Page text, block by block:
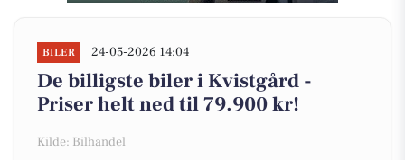
BILER 24-05-2026 14:04
De billigste biler i Kvistgård -
Priser helt ned til 79.900 kr!
Kilde: Bilhandel